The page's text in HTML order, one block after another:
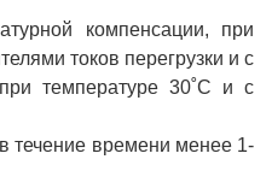
компенсации, при
токов перегрузки и с
температуре 30˚С и с
течение времени менее 1-